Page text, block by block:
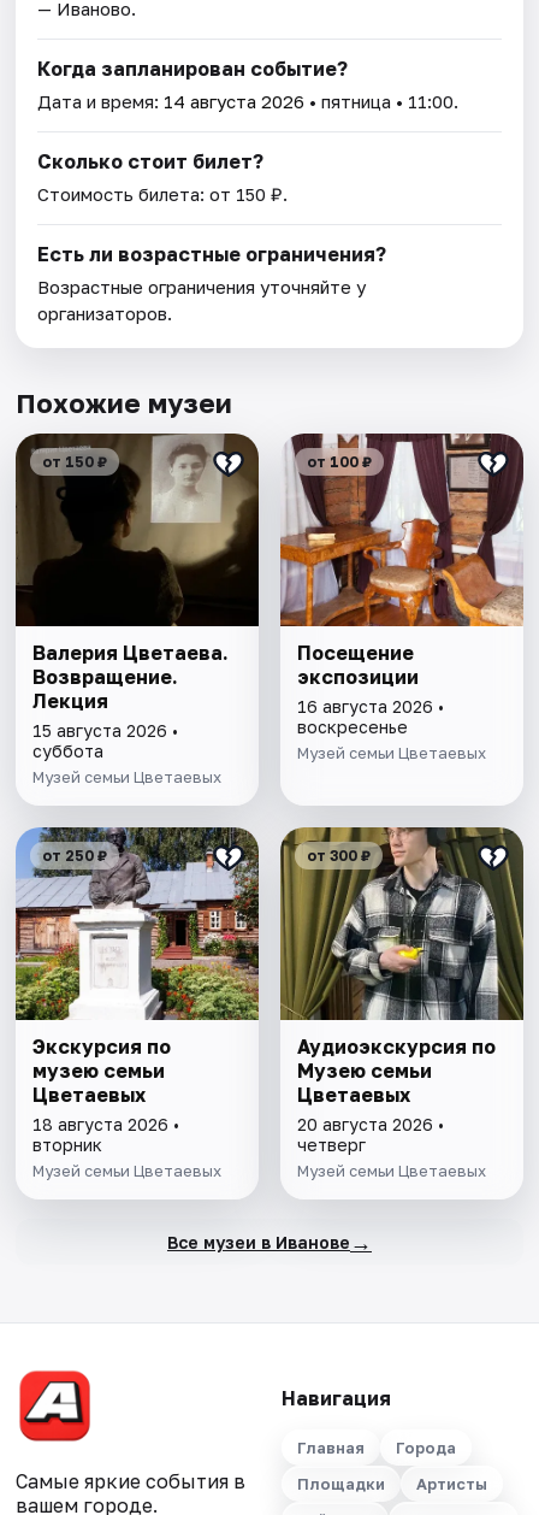
— Иваново.
Когда запланирован событие?
Дата и время: 14 августа 2026 • пятница • 11:00.
Сколько стоит билет?
Стоимость билета: от 150 ₽.
Есть ли возрастные ограничения?
Возрастные ограничения уточняйте у
организаторов.
Похожие музеи
от 150 ₽
Валерия Цветаева.
Возвращение.
Лекция
15 августа 2026 •
суббота
Музей семьи Цветаевых
от 100 ₽
Посещение
экспозиции
16 августа 2026 •
воскресенье
Музей семьи Цветаевых
от 250 ₽
Экскурсия по
музею семьи
Цветаевых
18 августа 2026 •
вторник
Музей семьи Цветаевых
от 300 ₽
Аудиоэкскурсия по
Музею семьи
Цветаевых
20 августа 2026 •
четверг
Музей семьи Цветаевых
Все музеи в Иванове →
Самые яркие события в
вашем городе.
Навигация
Главная
Города
Площадки
Артисты